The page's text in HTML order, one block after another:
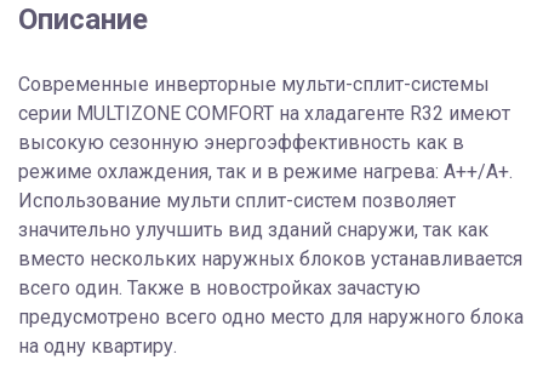
Описание
Современные инверторные мульти-сплит-системы
серии MULTIZONE COMFORT на хладагенте R32 имеют
высокую сезонную энергоэффективность как в
режиме охлаждения, так и в режиме нагрева: А++/A+.
Использование мульти сплит-систем позволяет
значительно улучшить вид зданий снаружи, так как
вместо нескольких наружных блоков устанавливается
всего один. Также в новостройках зачастую
предусмотрено всего одно место для наружного блока
на одну квартиру.